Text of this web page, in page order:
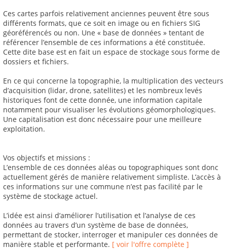
Ces cartes parfois relativement anciennes peuvent être sous
différents formats, que ce soit en image ou en fichiers SIG
géoréférencés ou non. Une « base de données » tentant de
référencer l’ensemble de ces informations a été constituée.
Cette dite base est en fait un espace de stockage sous forme de
dossiers et fichiers.
En ce qui concerne la topographie, la multiplication des vecteurs
d’acquisition (lidar, drone, satellites) et les nombreux levés
historiques font de cette donnée, une information capitale
notamment pour visualiser les évolutions géomorphologiques.
Une capitalisation est donc nécessaire pour une meilleure
exploitation.
Vos objectifs et missions :
L’ensemble de ces données aléas ou topographiques sont donc
actuellement gérés de manière relativement simpliste. L’accès à
ces informations sur une commune n’est pas facilité par le
système de stockage actuel.
L’idée est ainsi d’améliorer l’utilisation et l’analyse de ces
données au travers d’un système de base de données,
permettant de stocker, interroger et manipuler ces données de
manière stable et performante. [ voir l'offre complète ]